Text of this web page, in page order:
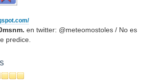
en twitter: @meteomostoles / No es
predice.